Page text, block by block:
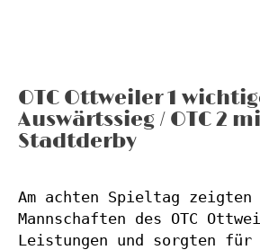
OTC Ottweiler 1
Auswärtssieg / OTC 2
Stadtderby
Am achten Spieltag zeigten
Mannschaften des OTC
Leistungen und sorgten für